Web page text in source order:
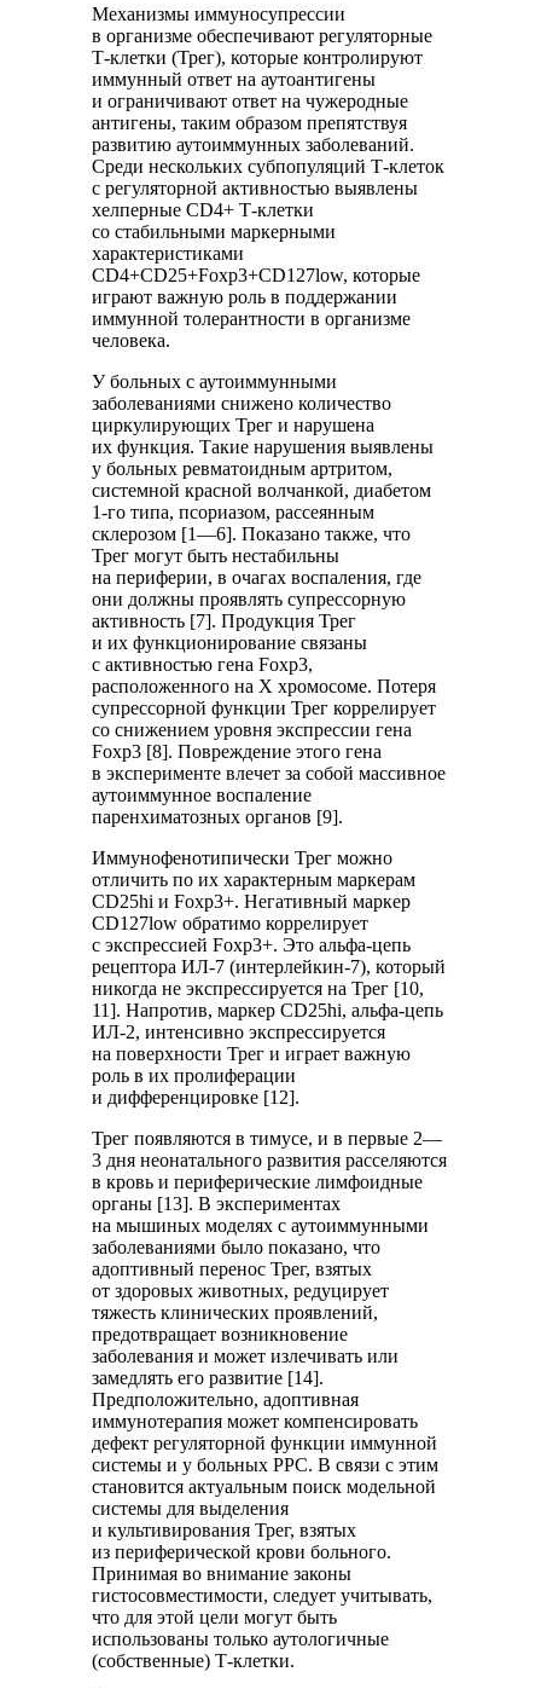
Механизмы иммуносупрессии
в организме обеспечивают регуляторные
Т-клетки (Трег), которые контролируют
иммунный ответ на аутоантигены
и ограничивают ответ на чужеродные
антигены, таким образом препятствуя
развитию аутоиммунных заболеваний.
Среди нескольких субпопуляций Т-клеток
с регуляторной активностью выявлены
хелперные CD4+ Т-клетки
со стабильными маркерными
характеристиками
CD4+CD25+Foxp3+CD127low, которые
играют важную роль в поддержании
иммунной толерантности в организме
человека.
У больных с аутоиммунными
заболеваниями снижено количество
циркулирующих Трег и нарушена
их функция. Такие нарушения выявлены
у больных ревматоидным артритом,
системной красной волчанкой, диабетом
1-го типа, псориазом, рассеянным
склерозом [1—6]. Показано также, что
Трег могут быть нестабильны
на периферии, в очагах воспаления, где
они должны проявлять супрессорную
активность [7]. Продукция Трег
и их функционирование связаны
с активностью гена Foxp3,
расположенного на Х хромосоме. Потеря
супрессорной функции Трег коррелирует
со снижением уровня экспрессии гена
Foxp3 [8]. Повреждение этого гена
в эксперименте влечет за собой массивное
аутоиммунное воспаление
паренхиматозных органов [9].
Иммунофенотипически Трег можно
отличить по их характерным маркерам
CD25hi и Foxp3+. Негативный маркер
CD127low обратимо коррелирует
с экспрессией Foxp3+. Это альфа-цепь
рецептора ИЛ-7 (интерлейкин-7), который
никогда не экспрессируется на Трег [10,
11]. Напротив, маркер CD25hi, альфа-цепь
ИЛ-2, интенсивно экспрессируется
на поверхности Трег и играет важную
роль в их пролиферации
и дифференцировке [12].
Трег появляются в тимусе, и в первые 2—
3 дня неонатального развития расселяются
в кровь и периферические лимфоидные
органы [13]. В экспериментах
на мышиных моделях с аутоиммунными
заболеваниями было показано, что
адоптивный перенос Трег, взятых
от здоровых животных, редуцирует
тяжесть клинических проявлений,
предотвращает возникновение
заболевания и может излечивать или
замедлять его развитие [14].
Предположительно, адоптивная
иммунотерапия может компенсировать
дефект регуляторной функции иммунной
системы и у больных РРС. В связи с этим
становится актуальным поиск модельной
системы для выделения
и культивирования Трег, взятых
из периферической крови больного.
Принимая во внимание законы
гистосовместимости, следует учитывать,
что для этой цели могут быть
использованы только аутологичные
(собственные) Т-клетки.